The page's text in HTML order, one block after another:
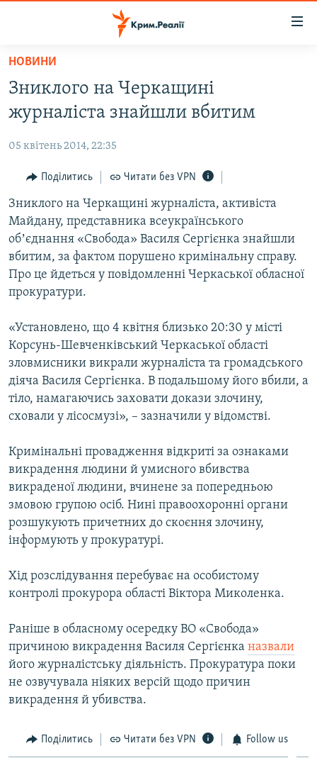
Перейти
основного
матеріалу
Перейти
до
навігації
Перейти
до
пошуку
ВІДЕО ТА ФОТО
ПОЛІТИКА
БЛОГИ
ПОГЛЯД
ІНТЕРВ'Ю
ВСЕ ЗА ДЕНЬ
СПЕЦПРОЕКТИ
ВІДЕОУРОКИ «ELIFBE»
УКРАЇНСЬКА ПРОБЛЕМА КРИМУ
ІНФОГРАФІКА
Русский
Qırımtatar
ДОЛУЧАЙСЯ!
Усі сайти RFE/RL
НОВИНИ
Зниклого на Черкащині
журналіста знайшли вбитим
05 квітень 2014, 22:35
Поділитись Читати без VPN
Зниклого на Черкащині журналіста, активіста
Майдану, представника всеукраїнського
обʼєднання «Свобода» Василя Сергієнка знайшли
вбитим, за фактом порушено кримінальну справу.
Про це йдеться у повідомленні Черкаської обласної
прокуратури.
«Установлено, що 4 квітня близько 20:30 у місті
Корсунь-Шевченківський Черкаської області
зловмисники викрали журналіста та громадського
діяча Василя Сергієнка. В подальшому його вбили, а
тіло, намагаючись заховати докази злочину,
сховали у лісосмузі», – зазначили у відомстві.
Кримінальні провадження відкриті за ознаками
викрадення людини й умисного вбивства
викраденої людини, вчинене за попередньою
змовою групою осіб. Нині правоохоронні органи
розшукують причетних до скоєння злочину,
інформують у прокуратурі.
Хід розслідування перебуває на особистому
контролі прокурора області Віктора Миколенка.
Раніше в обласному осередку ВО «Свобода»
причиною викрадення Василя Сергієнка назвали
його журналістську діяльність. Прокуратура поки
не озвучувала ніяких версій щодо причин
викрадення й убивства.
Поділитись Читати без VPN Follow us